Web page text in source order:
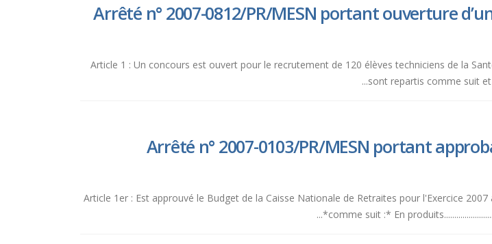
Arrêté n° 2007-0812/PR/MESN portant ouverture
Article 1 : Un concours est ouvert pour le recrutement de 120 élèves techniciens de la
sont repartis comme suit et
Arrêté n° 2007-0103/PR/MESN portant
Article 1er : Est approuvé le Budget de la Caisse Nationale de Retraites pour l'Exercice
comme suit :* En